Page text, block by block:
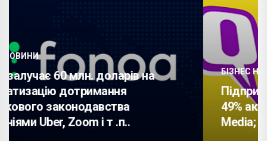
БІЗНЕС НОВИНИ
Підприємство Adani Enterprises купує
49% акцій компанії Quinillion Business
Media; акції зросли на 5%.